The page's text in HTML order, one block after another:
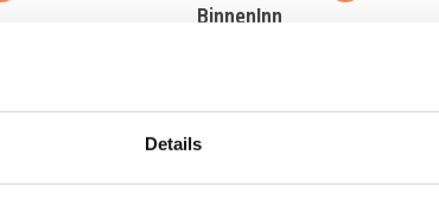
Details
BinnenInn